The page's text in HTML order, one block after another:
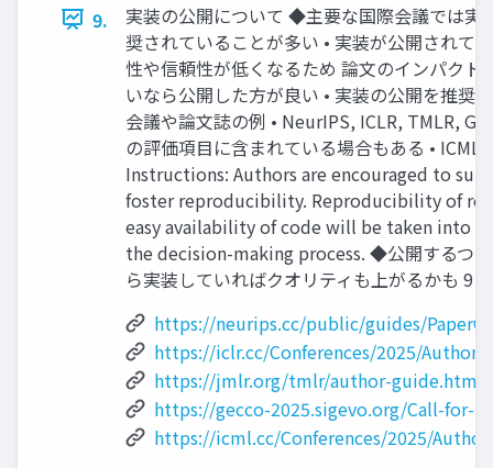
9.
実装の公開について ◆主要な国際会議では実
奨されていることが多い • 実装が公開されて
性や信頼性が低くなるため 論文のインパクト
いなら公開した方が良い • 実装の公開を推奨
会議や論文誌の例 • NeurIPS, ICLR, TMLR,
の評価項目に含まれている場合もある • ICML
Instructions: Authors are encouraged to
foster reproducibility. Reproducibility of
easy availability of code will be taken into
the decision-making process. ◆公開するつ
ら実装していればクオリティも上がるかも 9
https://neurips.cc/public/guides/
https://iclr.cc/Conferences/2025/
https://jmlr.org/tmlr/author-guide.html
https://gecco-2025.sigevo.org/Call-for-
https://icml.cc/Conferences/2025/